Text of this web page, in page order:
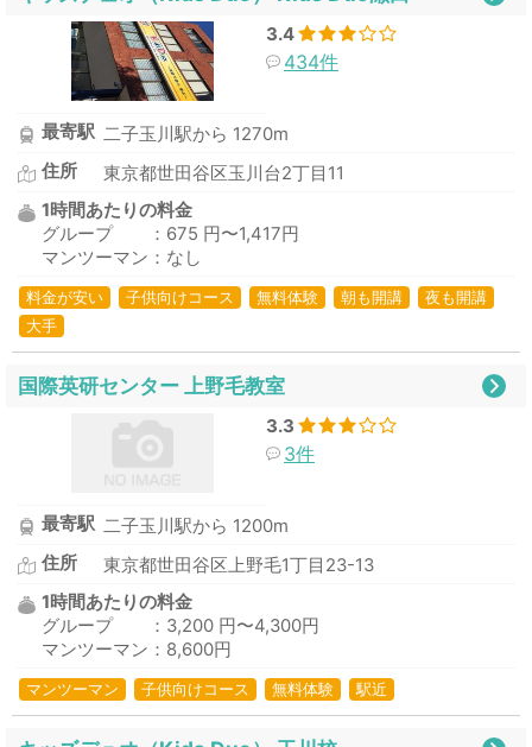
3.4
434件
最寄駅 二子玉川駅から 1270m
住所
東京都世田谷区玉川台2丁目11
1時間あたりの料金
グループ ：675 円〜1,417円
マンツーマン：なし
料金が安い 子供向けコース 無料体験 朝も開講
夜も開講
大手
国際英研センター 上野毛教室
3.3
3件
最寄駅 二子玉川駅から 1200m
住所
東京都世田谷区上野毛1丁目23-13
1時間あたりの料金
グループ ：3,200 円〜4,300円
マンツーマン：8,600円
マンツーマン 子供向けコース 無料体験 駅近